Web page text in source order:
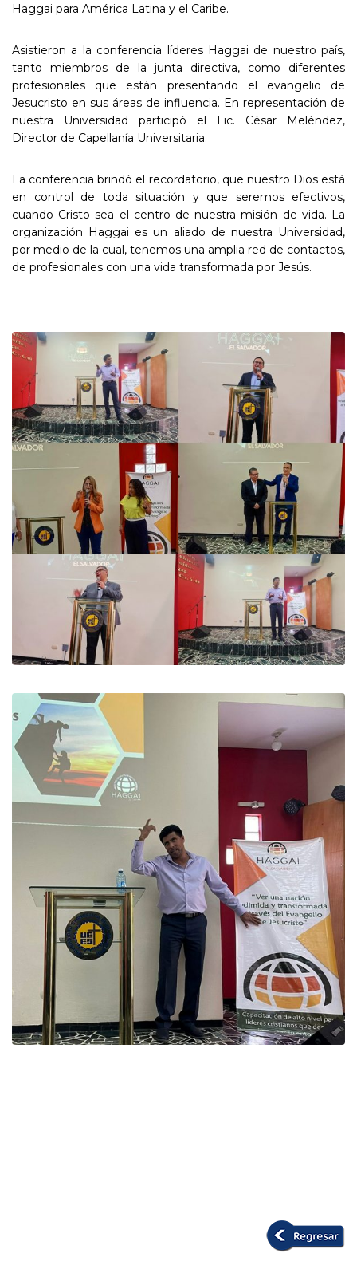
Haggai para América Latina y el Caribe.
Asistieron a la conferencia líderes Haggai de nuestro país,
tanto miembros de la junta directiva, como diferentes
profesionales que están presentando el evangelio de
Jesucristo en sus áreas de influencia. En representación de
nuestra Universidad participó el Lic. César Meléndez,
Director de Capellanía Universitaria.
La conferencia brindó el recordatorio, que nuestro Dios está
en control de toda situación y que seremos efectivos,
cuando Cristo sea el centro de nuestra misión de vida. La
organización Haggai es un aliado de nuestra Universidad,
por medio de la cual, tenemos una amplia red de contactos,
de profesionales con una vida transformada por Jesús.